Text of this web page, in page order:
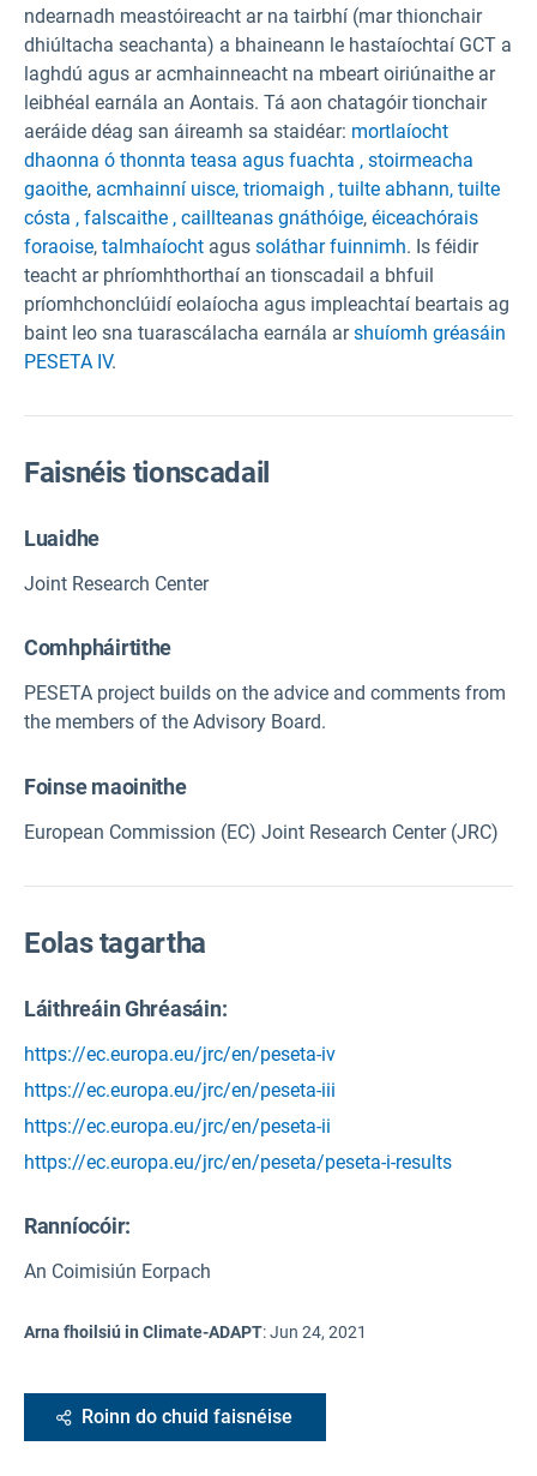
ndearnadh meastóireacht ar na tairbhí (mar thionchair
dhiúltacha seachanta) a bhaineann le hastaíochtaí GCT a
laghdú agus ar acmhainneacht na mbeart oiriúnaithe ar
leibhéal earnála an Aontais. Tá aon chatagóir tionchair
aeráide déag san áireamh sa staidéar: mortlaíocht
dhaonna ó thonnta teasa agus fuachta , stoirmeacha
gaoithe, acmhainní uisce, triomaigh , tuilte abhann, tuilte
cósta , falscaithe , caillteanas gnáthóige, éiceachórais
foraoise, talmhaíocht agus soláthar fuinnimh. Is féidir
teacht ar phríomhthorthaí an tionscadail a bhfuil
príomhchonclúidí eolaíocha agus impleachtaí beartais ag
baint leo sna tuarascálacha earnála arshuíomh gréasáin
PESETA IV.
Faisnéis tionscadail
Luaidhe
Joint Research Center
Comhpháirtithe
PESETA project builds on the advice and comments from
the members of the Advisory Board.
Foinse maoinithe
European Commission (EC) Joint Research Center (JRC)
Eolas tagartha
Láithreáin Ghréasáin:
https://ec.europa.eu/jrc/en/peseta-iv
https://ec.europa.eu/jrc/en/peseta-iii
https://ec.europa.eu/jrc/en/peseta-ii
https://ec.europa.eu/jrc/en/peseta/peseta-i-results
Ranníocóir:
An Coimisiún Eorpach
Arna fhoilsiú in Climate-ADAPT:Jun 24, 2021
Roinn do chuid faisnéise